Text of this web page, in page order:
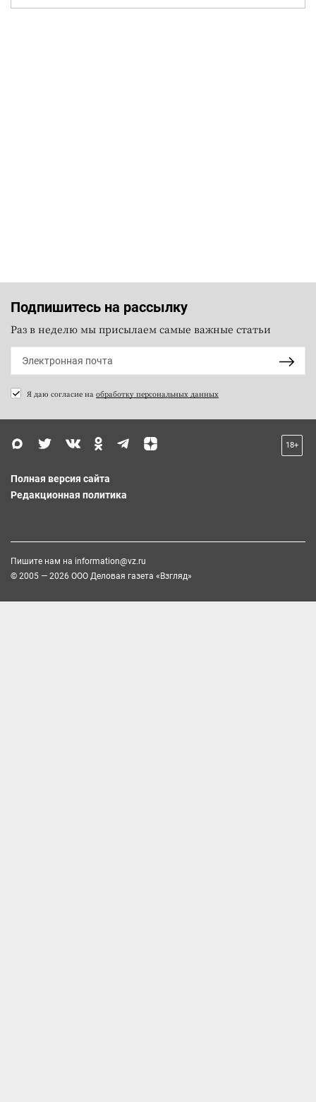
Подпишитесь на рассылку
Раз в неделю мы присылаем самые важные статьи
Я даю согласие на обработку персональных данных
18+
Полная версия сайта
Редакционная политика
Пишите нам на information@vz.ru
© 2005 — 2026 ООО Деловая газета «Взгляд»